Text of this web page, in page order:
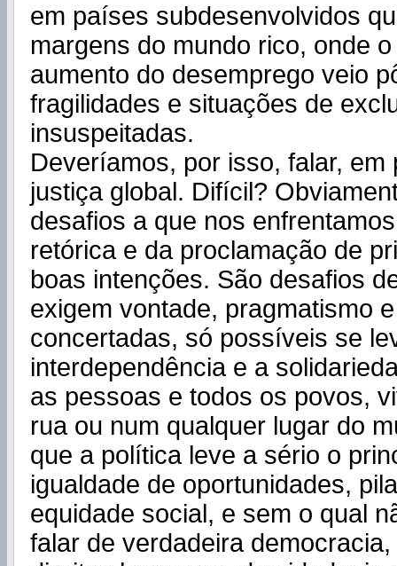
em países subdesenvolvidos
margens do mundo rico, onde
aumento do desemprego veio
fragilidades e situações de
insuspeitadas.
Deveríamos, por isso, falar, em
justiça global. Difícil?
desafios a que nos
retórica e da proclamação de
boas intenções. São desafios
exigem vontade, pragmatismo
concertadas, só possíveis se
interdependência e a
as pessoas e todos os povos,
rua ou num qualquer lugar do
que a política leve a sério o
igualdade de oportunidades,
equidade social, e sem o qual
falar de verdadeira